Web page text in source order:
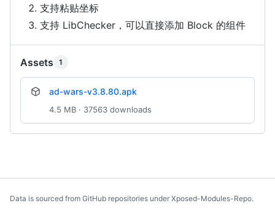
支持粘贴坐标
支持 LibChecker，可以直接添加 Block 的组件
Assets 1
ad-wars-v3.8.80.apk
4.5 MB · 37563 downloads
Data is sourced from GitHub repositories under Xposed-Modules-Repo.